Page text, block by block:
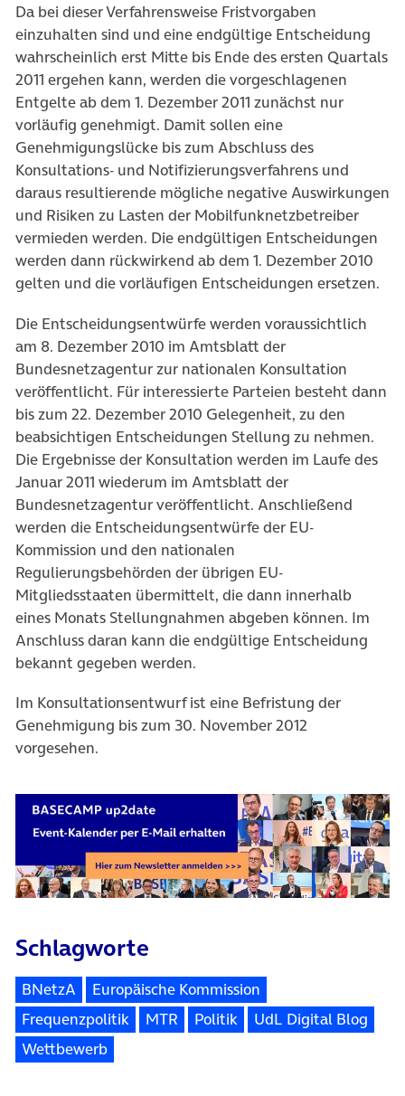
Da bei dieser Verfahrensweise Fristvorgaben
einzuhalten sind und eine endgültige Entscheidung
wahrscheinlich erst Mitte bis Ende des ersten Quartals
2011 ergehen kann, werden die vorgeschlagenen
Entgelte ab dem 1. Dezember 2011 zunächst nur
vorläufig genehmigt. Damit sollen eine
Genehmigungslücke bis zum Abschluss des
Konsultations- und Notifizierungsverfahrens und
daraus resultierende mögliche negative Auswirkungen
und Risiken zu Lasten der Mobilfunknetzbetreiber
vermieden werden. Die endgültigen Entscheidungen
werden dann rückwirkend ab dem 1. Dezember 2010
gelten und die vorläufigen Entscheidungen ersetzen.
Die Entscheidungsentwürfe werden voraussichtlich
am 8. Dezember 2010 im Amtsblatt der
Bundesnetzagentur zur nationalen Konsultation
veröffentlicht. Für interessierte Parteien besteht dann
bis zum 22. Dezember 2010 Gelegenheit, zu den
beabsichtigen Entscheidungen Stellung zu nehmen.
Die Ergebnisse der Konsultation werden im Laufe des
Januar 2011 wiederum im Amtsblatt der
Bundesnetzagentur veröffentlicht. Anschließend
werden die Entscheidungsentwürfe der EU-
Kommission und den nationalen
Regulierungsbehörden der übrigen EU-
Mitgliedsstaaten übermittelt, die dann innerhalb
eines Monats Stellungnahmen abgeben können. Im
Anschluss daran kann die endgültige Entscheidung
bekannt gegeben werden.
Im Konsultationsentwurf ist eine Befristung der
Genehmigung bis zum 30. November 2012
vorgesehen.
Schlagworte
BNetzA
Europäische Kommission
Frequenzpolitik
MTR Politik
UdL Digital Blog
Wettbewerb